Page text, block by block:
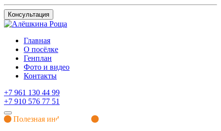
Консультация
Главная
О посёлке
Генплан
Фото и видео
Контакты
+7 961 130 44 99
+7 910 576 77 51
Полезная информация